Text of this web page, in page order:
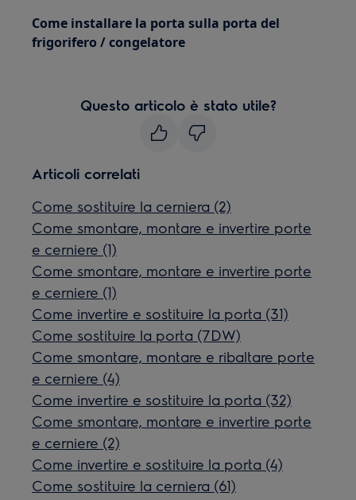
Come installare la porta sulla porta del
frigorifero / congelatore
Questo articolo è stato utile?
Articoli correlati
Come sostituire la cerniera (2)
Come smontare, montare e invertire porte
e cerniere (1)
Come smontare, montare e invertire porte
e cerniere (1)
Come invertire e sostituire la porta (31)
Come sostituire la porta (7DW)
Come smontare, montare e ribaltare porte
e cerniere (4)
Come invertire e sostituire la porta (32)
Come smontare, montare e invertire porte
e cerniere (2)
Come invertire e sostituire la porta (4)
Come sostituire la cerniera (61)